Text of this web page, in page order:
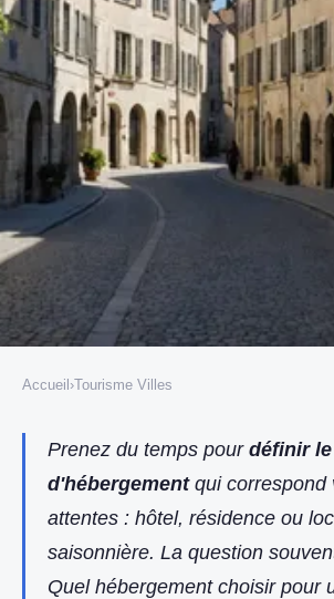
les meilleures astuces
choisir un
périgueux selon votre
Fabien 3 juillet 2025 6 min de lecture
Accueil ›Tourisme Villes
Prenez du temps pour définir
d'hébergementqui correspond
attentes : hôtel, résidence ou
saisonnière. La question
Quel hébergement choisir pour